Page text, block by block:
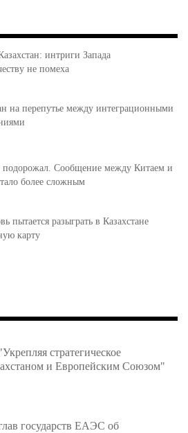
интриги Запада
не помеха
на перепутье между интеграционными
подорожал. Сообщение между Китаем и
более сложным
пытается разыграть в Казахстане
карту
стратегическое
и Европейским Союзом"
государств ЕАЭС об